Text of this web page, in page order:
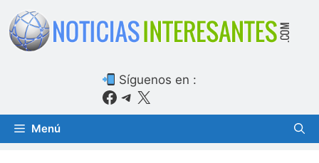
Saltar
contenido
Síguenos en :
Facebook
Telegram
X
Menú